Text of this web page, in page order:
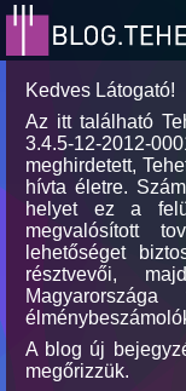
Kedves Látogató!
Az itt található
3.4.5-12-2012-
meghirdetett,
hívta életre.
helyet ez a
megvalósított
lehetőséget
résztvevői,
A blog új
megőrizzük.